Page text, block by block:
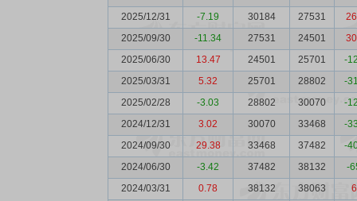
2025/12/31
-7.19 30184 27531
2025/09/30
-11.34 27531 24501
2025/06/30
13.47 24501 25701
-
2025/03/31
5.32 25701 28802
-
2025/02/28
-3.03 28802 30070
-
2024/12/31
3.02 30070 33468
-
2024/09/30
29.38 33468 37482
-
2024/06/30
-3.42 37482 38132
-
2024/03/31
0.78 38132 38063